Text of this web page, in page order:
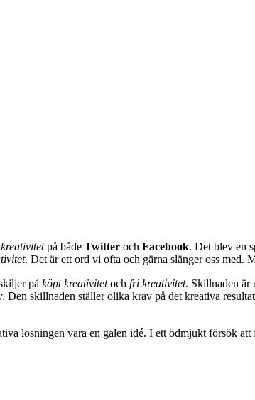
kreativitetpå både Twitter och Facebook. Det blev en
. Det är ett ord vi ofta och gärna slänger oss med.
på köpt kreativitetoch fri kreativitet. Skillnaden är
skillnaden ställer olika krav på det kreativa
lösningen vara en galen idé. I ett ödmjukt försök